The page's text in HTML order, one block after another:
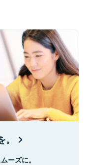
ーズに。